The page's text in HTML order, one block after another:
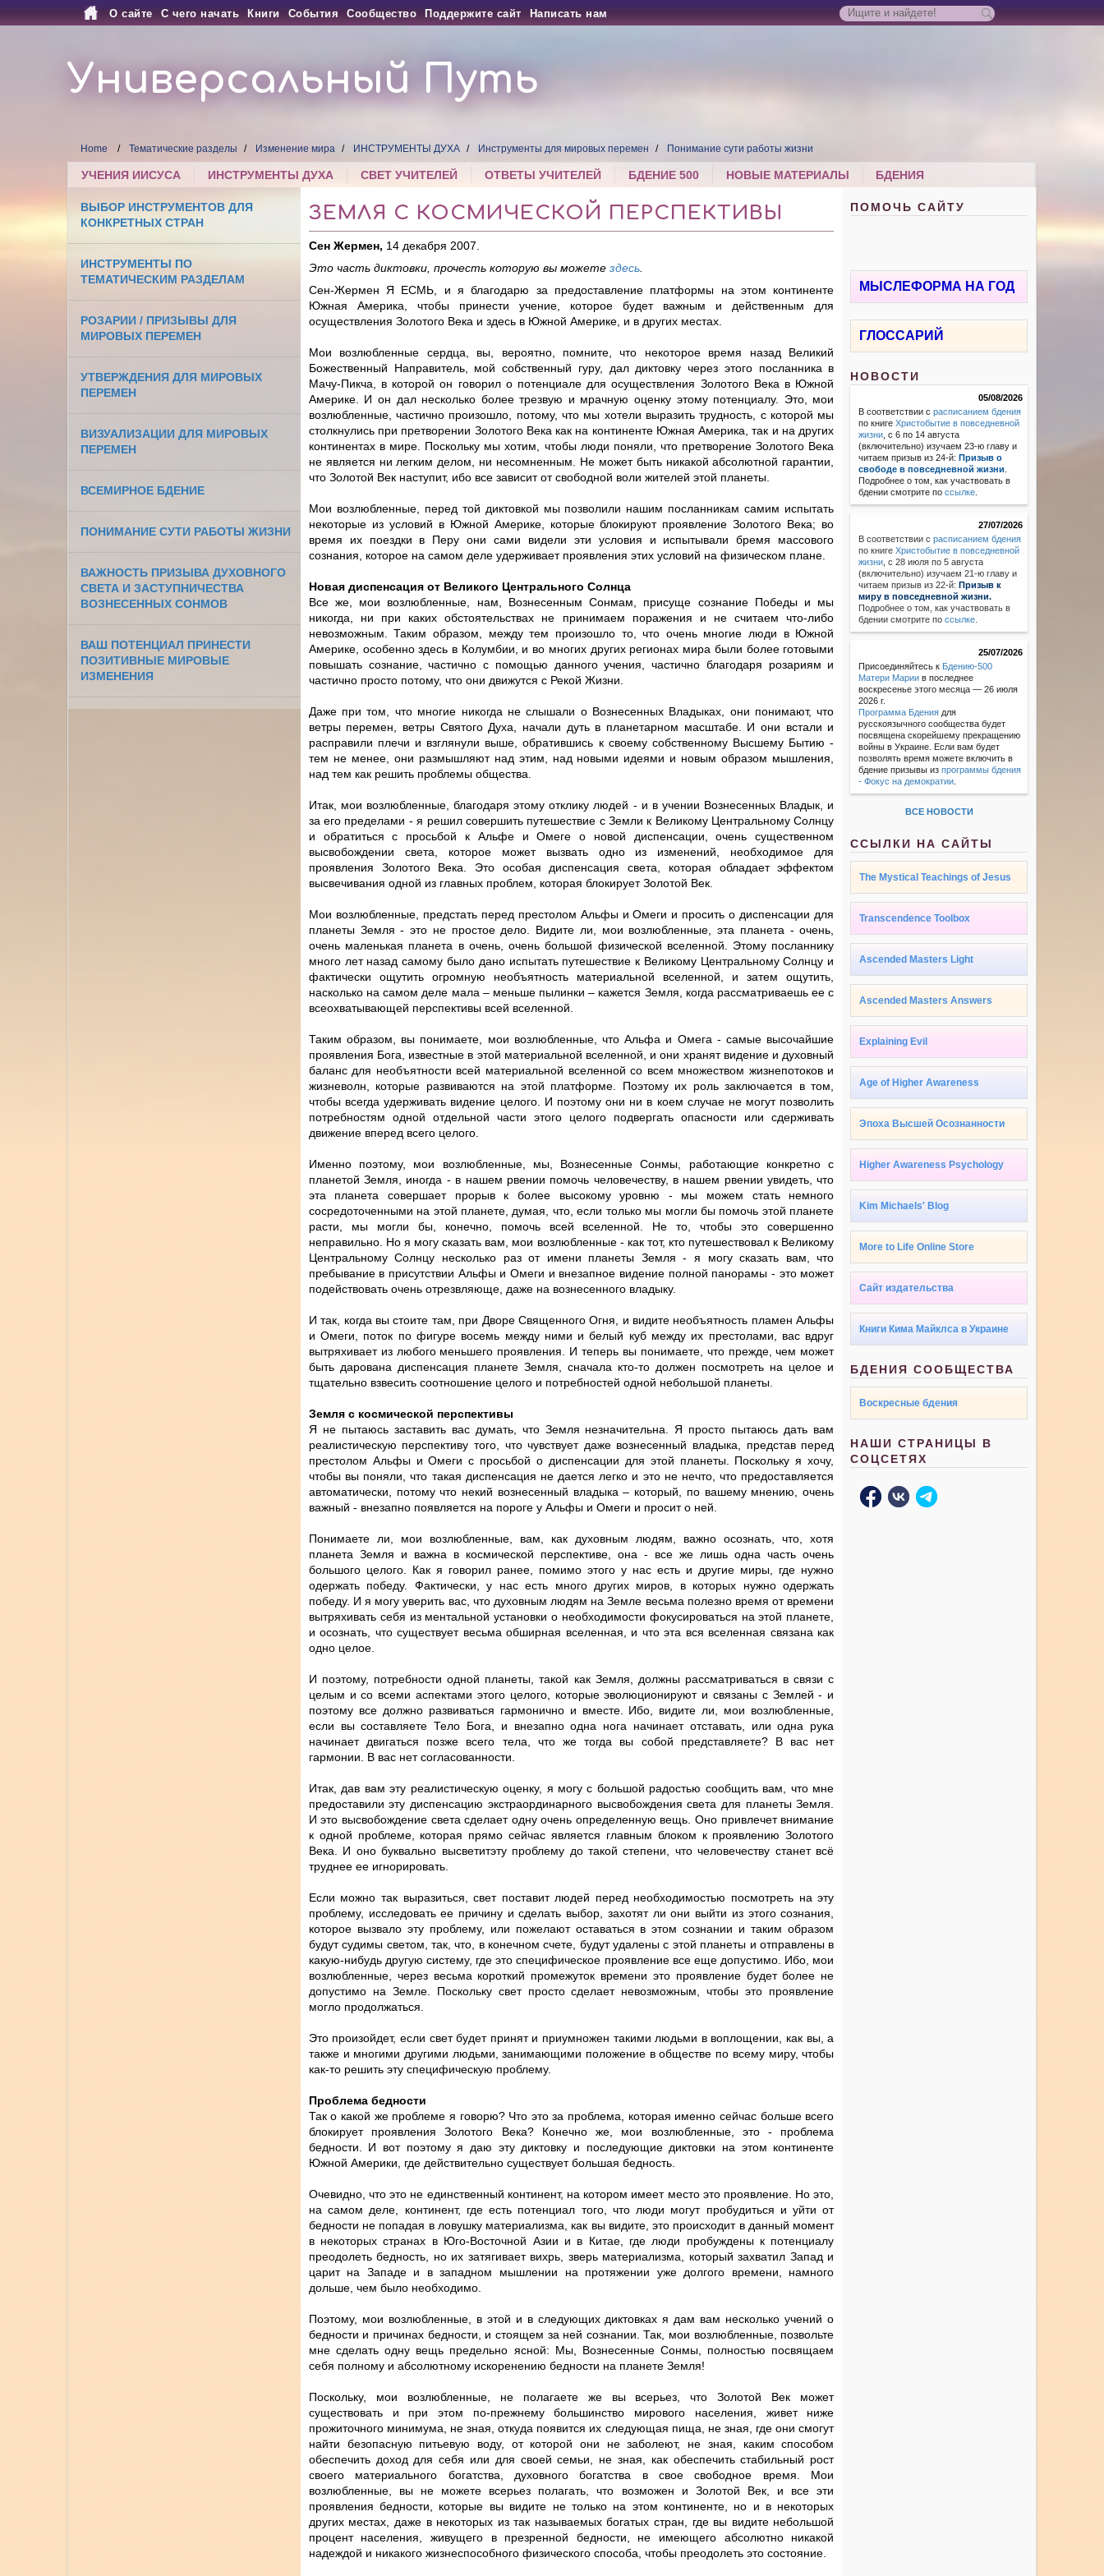
О сайте С чего начать Книги События Сообщество Поддержите сайт Написать нам
Универсальный Путь
Home Тематические разделы Изменение мира ИНСТРУМЕНТЫ ДУХА Инструменты для мировых перемен Понимание сути работы жизни
УЧЕНИЯ ИИСУСА ИНСТРУМЕНТЫ ДУХА СВЕТ УЧИТЕЛЕЙ ОТВЕТЫ УЧИТЕЛЕЙ БДЕНИЕ 500 НОВЫЕ МАТЕРИАЛЫ БДЕНИЯ
ВЫБОР ИНСТРУМЕНТОВ ДЛЯ
КОНКРЕТНЫХ СТРАН
ИНСТРУМЕНТЫ ПО
ТЕМАТИЧЕСКИМ РАЗДЕЛАМ
РОЗАРИИ / ПРИЗЫВЫ ДЛЯ
МИРОВЫХ ПЕРЕМЕН
УТВЕРЖДЕНИЯ ДЛЯ МИРОВЫХ
ПЕРЕМЕН
ВИЗУАЛИЗАЦИИ ДЛЯ МИРОВЫХ
ПЕРЕМЕН
ВСЕМИРНОЕ БДЕНИЕ
ПОНИМАНИЕ СУТИ РАБОТЫ ЖИЗНИ
ВАЖНОСТЬ ПРИЗЫВА ДУХОВНОГО
СВЕТА И ЗАСТУПНИЧЕСТВА
ВОЗНЕСЕННЫХ СОНМОВ
ВАШ ПОТЕНЦИАЛ ПРИНЕСТИ
ПОЗИТИВНЫЕ МИРОВЫЕ
ИЗМЕНЕНИЯ
ЗЕМЛЯ С КОСМИЧЕСКОЙ ПЕРСПЕКТИВЫ
Сен Жермен, 14 декабря 2007.
Это часть диктовки, прочесть которую вы можете здесь.
Сен-Жермен Я ЕСМЬ, и я благодарю за предоставление платформы на этом континенте
Южная Америка, чтобы принести учение, которое будет важным и действенным для
осуществления Золотого Века и здесь в Южной Америке, и в других местах.
Мои возлюбленные сердца, вы, вероятно, помните, что некоторое время назад Великий
Божественный Направитель, мой собственный гуру, дал диктовку через этого посланника в
Мачу-Пикча, в которой он говорил о потенциале для осуществления Золотого Века в Южной
Америке. И он дал несколько более трезвую и мрачную оценку этому потенциалу. Это, мои
возлюбленные, частично произошло, потому, что мы хотели выразить трудность, с которой мы
столкнулись при претворении Золотого Века как на континенте Южная Америка, так и на других
континентах в мире. Поскольку мы хотим, чтобы люди поняли, что претворение Золотого Века
не является ни легким делом, ни несомненным. Не может быть никакой абсолютной гарантии,
что Золотой Век наступит, ибо все зависит от свободной воли жителей этой планеты.
Мои возлюбленные, перед той диктовкой мы позволили нашим посланникам самим испытать
некоторые из условий в Южной Америке, которые блокируют проявление Золотого Века; во
время их поездки в Перу они сами видели эти условия и испытывали бремя массового
сознания, которое на самом деле удерживает проявления этих условий на физическом плане.
Новая диспенсация от Великого Центрального Солнца
Все же, мои возлюбленные, нам, Вознесенным Сонмам, присуще сознание Победы и мы
никогда, ни при каких обстоятельствах не принимаем поражения и не считаем что-либо
невозможным. Таким образом, между тем произошло то, что очень многие люди в Южной
Америке, особенно здесь в Колумбии, и во многих других регионах мира были более готовыми
повышать сознание, частично с помощью данного учения, частично благодаря розариям и
частично просто потому, что они движутся с Рекой Жизни.
Даже при том, что многие никогда не слышали о Вознесенных Владыках, они понимают, что
ветры перемен, ветры Святого Духа, начали дуть в планетарном масштабе. И они встали и
расправили плечи и взглянули выше, обратившись к своему собственному Высшему Бытию -
тем не менее, они размышляют над этим, над новыми идеями и новым образом мышления,
над тем как решить проблемы общества.
Итак, мои возлюбленные, благодаря этому отклику людей - и в учении Вознесенных Владык, и
за его пределами - я решил совершить путешествие с Земли к Великому Центральному Солнцу
и обратиться с просьбой к Альфе и Омеге о новой диспенсации, очень существенном
высвобождении света, которое может вызвать одно из изменений, необходимое для
проявления Золотого Века. Это особая диспенсация света, которая обладает эффектом
высвечивания одной из главных проблем, которая блокирует Золотой Век.
Мои возлюбленные, предстать перед престолом Альфы и Омеги и просить о диспенсации для
планеты Земля - это не простое дело. Видите ли, мои возлюбленные, эта планета - очень,
очень маленькая планета в очень, очень большой физической вселенной. Этому посланнику
много лет назад самому было дано испытать путешествие к Великому Центральному Солнцу и
фактически ощутить огромную необъятность материальной вселенной, и затем ощутить,
насколько на самом деле мала – меньше пылинки – кажется Земля, когда рассматриваешь ее с
всеохватывающей перспективы всей вселенной.
Таким образом, вы понимаете, мои возлюбленные, что Альфа и Омега - самые высочайшие
проявления Бога, известные в этой материальной вселенной, и они хранят видение и духовный
баланс для необъятности всей материальной вселенной со всем множеством жизнепотоков и
жизневолн, которые развиваются на этой платформе. Поэтому их роль заключается в том,
чтобы всегда удерживать видение целого. И поэтому они ни в коем случае не могут позволить
потребностям одной отдельной части этого целого подвергать опасности или сдерживать
движение вперед всего целого.
Именно поэтому, мои возлюбленные, мы, Вознесенные Сонмы, работающие конкретно с
планетой Земля, иногда - в нашем рвении помочь человечеству, в нашем рвении увидеть, что
эта планета совершает прорыв к более высокому уровню - мы можем стать немного
сосредоточенными на этой планете, думая, что, если только мы могли бы помочь этой планете
расти, мы могли бы, конечно, помочь всей вселенной. Не то, чтобы это совершенно
неправильно. Но я могу сказать вам, мои возлюбленные - как тот, кто путешествовал к Великому
Центральному Солнцу несколько раз от имени планеты Земля - я могу сказать вам, что
пребывание в присутствии Альфы и Омеги и внезапное видение полной панорамы - это может
подействовать очень отрезвляюще, даже на вознесенного владыку.
И так, когда вы стоите там, при Дворе Священного Огня, и видите необъятность пламен Альфы
и Омеги, поток по фигуре восемь между ними и белый куб между их престолами, вас вдруг
вытряхивает из любого меньшего проявления. И теперь вы понимаете, что прежде, чем может
быть дарована диспенсация планете Земля, сначала кто-то должен посмотреть на целое и
тщательно взвесить соотношение целого и потребностей одной небольшой планеты.
Земля с космической перспективы
Я не пытаюсь заставить вас думать, что Земля незначительна. Я просто пытаюсь дать вам
реалистическую перспективу того, что чувствует даже вознесенный владыка, представ перед
престолом Альфы и Омеги с просьбой о диспенсации для этой планеты. Поскольку я хочу,
чтобы вы поняли, что такая диспенсация не дается легко и это не нечто, что предоставляется
автоматически, потому что некий вознесенный владыка – который, по вашему мнению, очень
важный - внезапно появляется на пороге у Альфы и Омеги и просит о ней.
Понимаете ли, мои возлюбленные, вам, как духовным людям, важно осознать, что, хотя
планета Земля и важна в космической перспективе, она - все же лишь одна часть очень
большого целого. Как я говорил ранее, помимо этого у нас есть и другие миры, где нужно
одержать победу. Фактически, у нас есть много других миров, в которых нужно одержать
победу. И я могу уверить вас, что духовным людям на Земле весьма полезно время от времени
вытряхивать себя из ментальной установки о необходимости фокусироваться на этой планете,
и осознать, что существует весьма обширная вселенная, и что эта вся вселенная связана как
одно целое.
И поэтому, потребности одной планеты, такой как Земля, должны рассматриваться в связи с
целым и со всеми аспектами этого целого, которые эволюционируют и связаны с Землей - и
поэтому все должно развиваться гармонично и вместе. Ибо, видите ли, мои возлюбленные,
если вы составляете Тело Бога, и внезапно одна нога начинает отставать, или одна рука
начинает двигаться позже всего тела, что же тогда вы собой представляете? В вас нет
гармонии. В вас нет согласованности.
Итак, дав вам эту реалистическую оценку, я могу с большой радостью сообщить вам, что мне
предоставили эту диспенсацию экстраординарного высвобождения света для планеты Земля.
И это высвобождение света сделает одну очень определенную вещь. Оно привлечет внимание
к одной проблеме, которая прямо сейчас является главным блоком к проявлению Золотого
Века. И оно буквально высветитэту проблему до такой степени, что человечеству станет всё
труднее ее игнорировать.
Если можно так выразиться, свет поставит людей перед необходимостью посмотреть на эту
проблему, исследовать ее причину и сделать выбор, захотят ли они выйти из этого сознания,
которое вызвало эту проблему, или пожелают оставаться в этом сознании и таким образом
будут судимы светом, так, что, в конечном счете, будут удалены с этой планеты и отправлены в
какую-нибудь другую систему, где это специфическое проявление все еще допустимо. Ибо, мои
возлюбленные, через весьма короткий промежуток времени это проявление будет более не
допустимо на Земле. Поскольку свет просто сделает невозможным, чтобы это проявление
могло продолжаться.
Это произойдет, если свет будет принят и приумножен такими людьми в воплощении, как вы, а
также и многими другими людьми, занимающими положение в обществе по всему миру, чтобы
как-то решить эту специфическую проблему.
Проблема бедности
Так о какой же проблеме я говорю? Что это за проблема, которая именно сейчас больше всего
блокирует проявления Золотого Века? Конечно же, мои возлюбленные, это - проблема
бедности. И вот поэтому я даю эту диктовку и последующие диктовки на этом континенте
Южной Америки, где действительно существует большая бедность.
Очевидно, что это не единственный континент, на котором имеет место это проявление. Но это,
на самом деле, континент, где есть потенциал того, что люди могут пробудиться и уйти от
бедности не попадая в ловушку материализма, как вы видите, это происходит в данный момент
в некоторых странах в Юго-Восточной Азии и в Китае, где люди пробуждены к потенциалу
преодолеть бедность, но их затягивает вихрь, зверь материализма, который захватил Запад и
царит на Западе и в западном мышлении на протяжении уже долгого времени, намного
дольше, чем было необходимо.
Поэтому, мои возлюбленные, в этой и в следующих диктовках я дам вам несколько учений о
бедности и причинах бедности, и стоящем за ней сознании. Так, мои возлюбленные, позвольте
мне сделать одну вещь предельно ясной: Мы, Вознесенные Сонмы, полностью посвящаем
себя полному и абсолютному искоренению бедности на планете Земля!
Поскольку, мои возлюбленные, не полагаете же вы всерьез, что Золотой Век может
существовать и при этом по-прежнему большинство мирового населения, живет ниже
прожиточного минимума, не зная, откуда появится их следующая пища, не зная, где они смогут
найти безопасную питьевую воду, от которой они не заболеют, не зная, каким способом
обеспечить доход для себя или для своей семьи, не зная, как обеспечить стабильный рост
своего материального богатства, духовного богатства в свое свободное время. Мои
возлюбленные, вы не можете всерьез полагать, что возможен и Золотой Век, и все эти
проявления бедности, которые вы видите не только на этом континенте, но и в некоторых
других местах, даже в некоторых из так называемых богатых стран, где вы видите небольшой
процент населения, живущего в презренной бедности, не имеющего абсолютно никакой
надеждой и никакого жизнеспособного физического способа, чтобы преодолеть это состояние.
ПОМОЧЬ САЙТУ
МЫСЛЕФОРМА НА ГОД
ГЛОССАРИЙ
НОВОСТИ
05/08/2026
В соответствии срасписанием бдения
по книгеХристобытие в повседневной
жизни , с 6 по 14 августа
(включительно) изучаем 23-ю главу и
читаем призыв из 24-й: Призыв о
свободе в повседневной жизни
Подробнее о том, как участвовать в
бдении смотрите поссылке
27/07/2026
В соответствии с расписанием бдения
по книгеХристобытие в повседневной
жизни с 28 июля по 5 августа
(включительно) изучаем 21-ю главу и
читаем призыв из 22-й: Призыв к
миру в повседневной жизни.
Подробнее о том, как участвовать в
бдении смотрите поссылке
25/07/2026
Присоединяйтесь к Бдению-500
Матери Марии в последнее
воскресенье этого месяца — 26 июля
2026 г.
Программа Бдения для
русскоязычного сообщества будет
посвящена скорейшему прекращению
войны в Украине. Если вам будет
позволять время можете включить в
бдение призывы изпрограммы бдения
- Фокус на демократии
ВСЕ НОВОСТИ
ССЫЛКИ НА САЙТЫ
The Mystical Teachings of Jesus
Transcendence Toolbox
Ascended Masters Light
Ascended Masters Answers
Explaining Evil
Age of Higher Awareness
Эпоха Высшей Осознанности
Higher Awareness Psychology
Kim Michaels' Blog
More to Life Online Store
Сайт издательства
Книги Кима Майклса в Украине
БДЕНИЯ СООБЩЕСТВА
Воскресные бдения
НАШИ СТРАНИЦЫ В
СОЦСЕТЯХ